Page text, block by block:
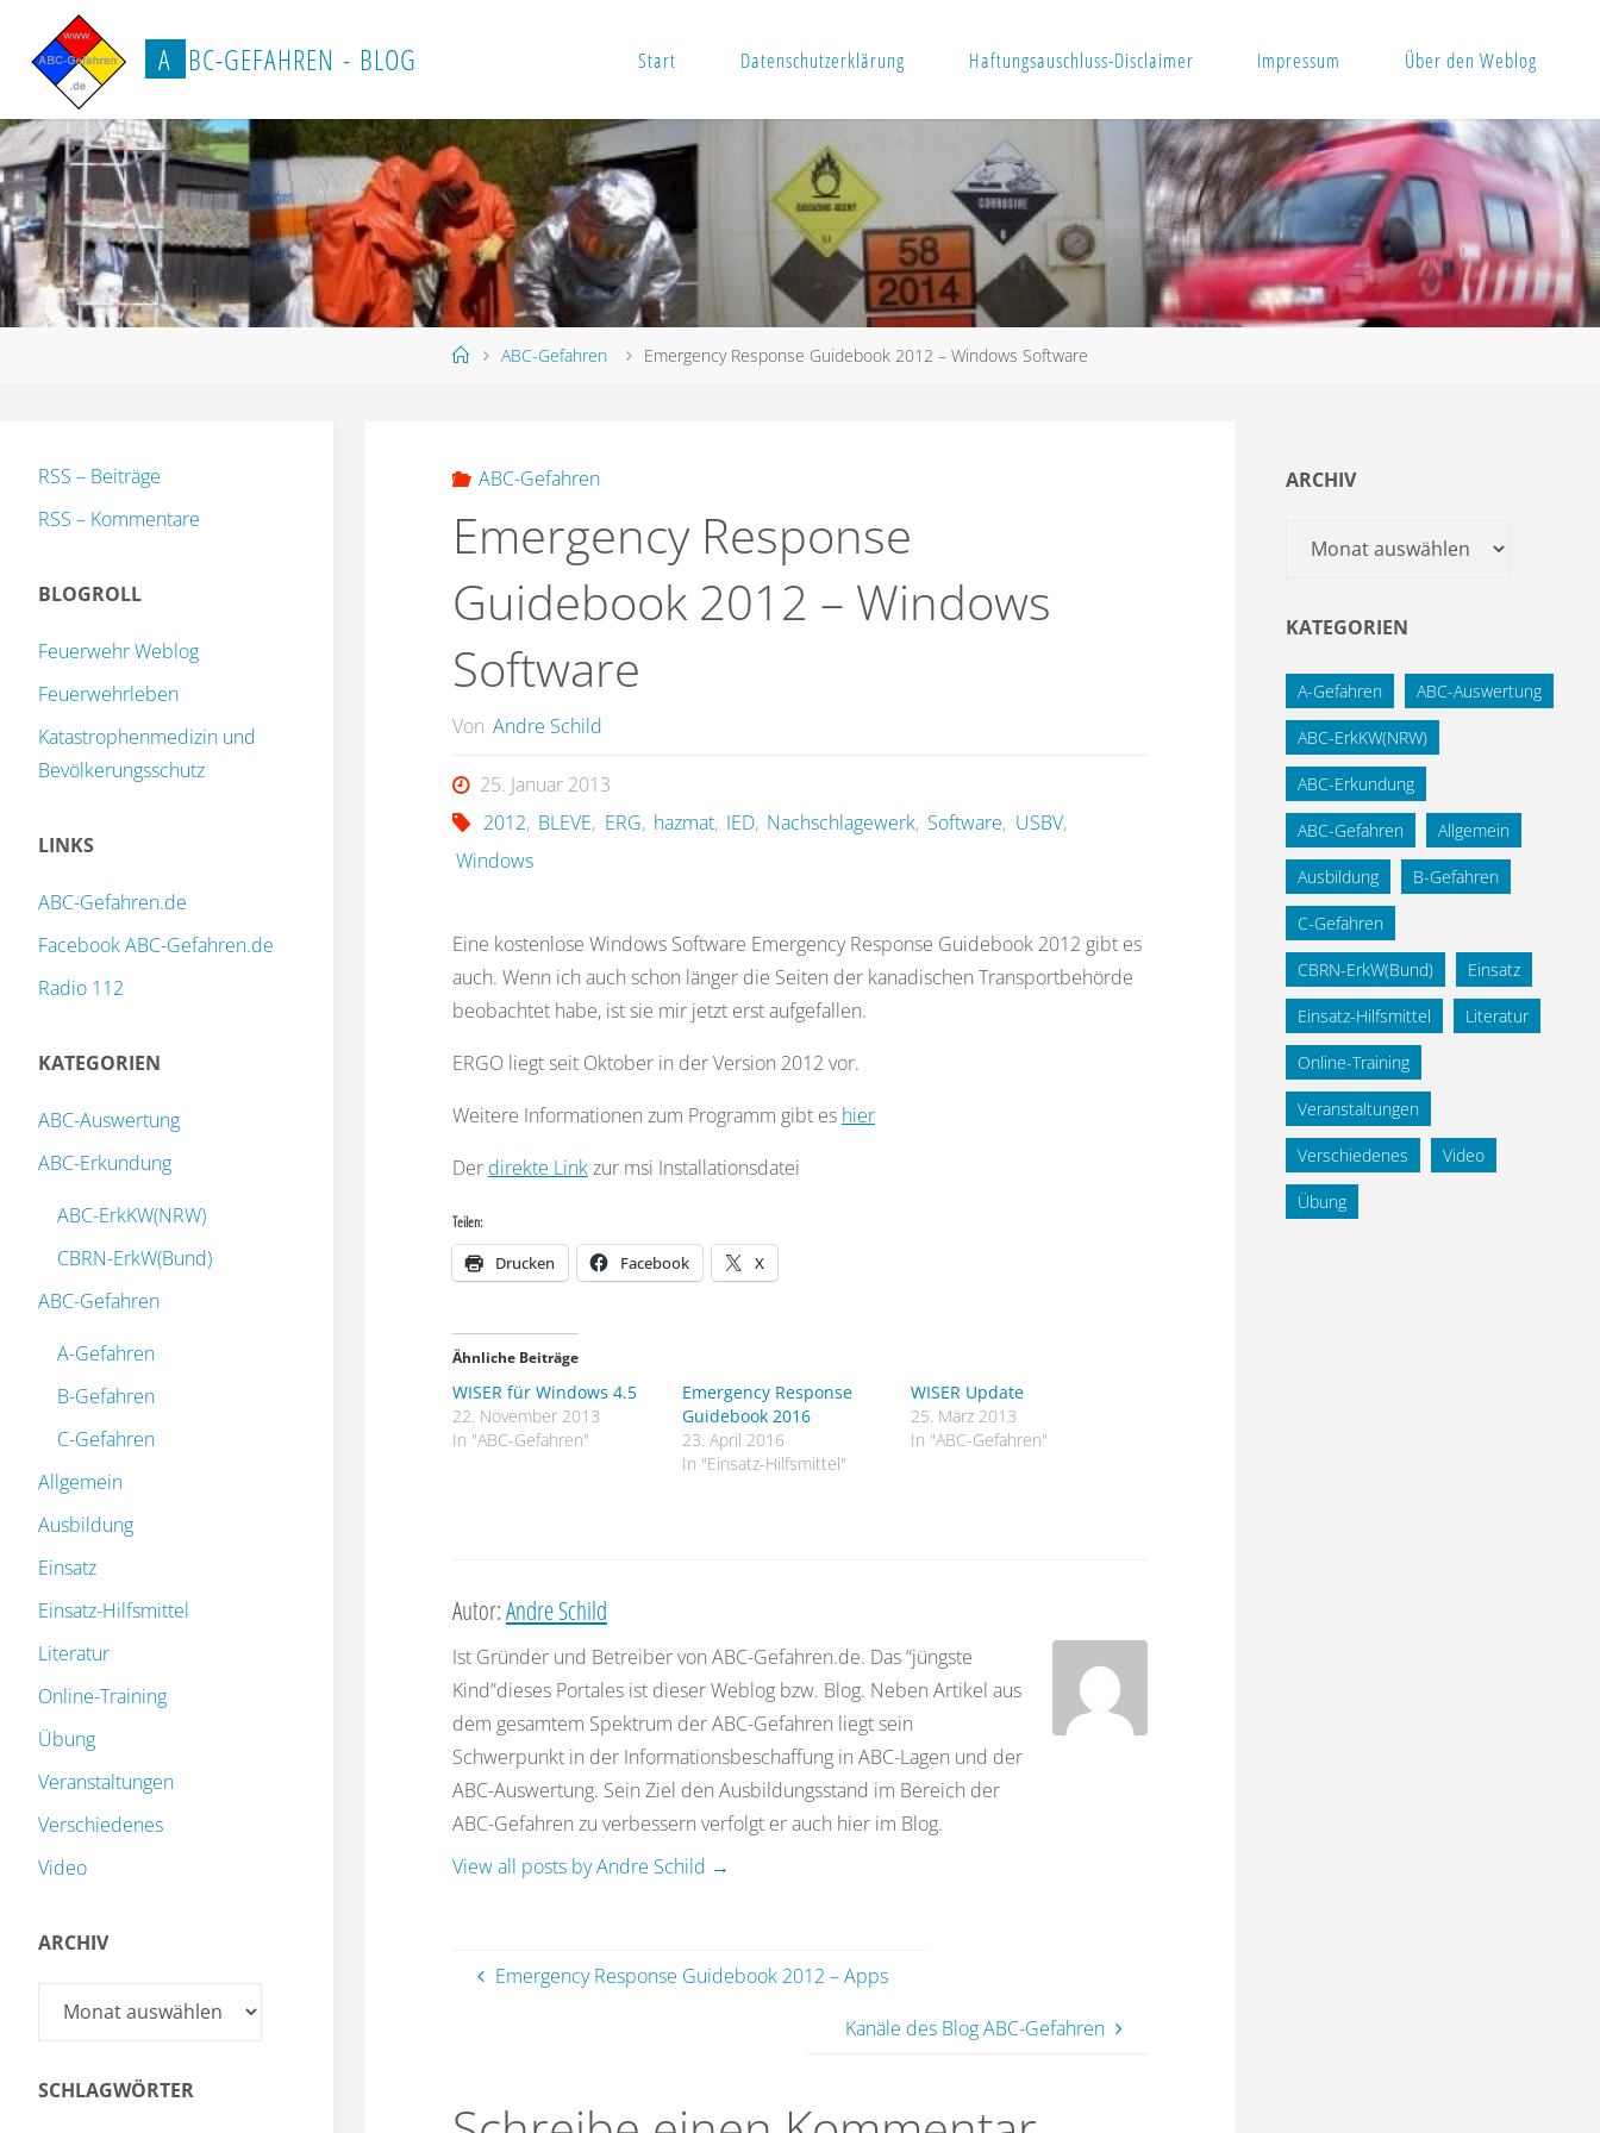
Inhalt
springen
A BC-GEFAHREN - BLOG Start Datenschutzerklärung Haftungsauschluss-Disclaimer Impressum Über den Weblog
StartABC-Gefahren Emergency Response Guidebook 2012 – Windows Software
ABC-Gefahren
Emergency Response
Guidebook 2012 – Windows
Software
Von Andre Schild
25. Januar 2013
2012, BLEVE, ERG, hazmat, IED, Nachschlagewerk, Software, USBV,
Windows
Eine kostenlose Windows Software Emergency Response Guidebook 2012 gibt es
auch. Wenn ich auch schon länger die Seiten der kanadischen Transportbehörde
beobachtet habe, ist sie mir jetzt erst aufgefallen.
ERGO liegt seit Oktober in der Version 2012 vor.
Weitere Informationen zum Programm gibt es hier
Der direkte Linkzur msi Installationsdatei
Teilen:
Drucken Facebook X
Ähnliche Beiträge
WISER für Windows 4.5
22. November 2013
In "ABC-Gefahren"
Emergency Response
Guidebook 2016
23. April 2016
In "Einsatz-Hilfsmittel"
WISER Update
25. März 2013
In "ABC-Gefahren"
Autor:Andre Schild
Ist Gründer und Betreiber von ABC-Gefahren.de. Das “jüngste
Kind”dieses Portales ist dieser Weblog bzw. Blog. Neben Artikel aus
dem gesamtem Spektrum der ABC-Gefahren liegt sein
Schwerpunkt in der Informationsbeschaffung in ABC-Lagen und der
ABC-Auswertung. Sein Ziel den Ausbildungsstand im Bereich der
ABC-Gefahren zu verbessern verfolgt er auch hier im Blog.
View all posts by Andre Schild →
Emergency Response Guidebook 2012 – Apps
Kanäle des Blog ABC-Gefahren
RSS – Beiträge
RSS – Kommentare
BLOGROLL
Feuerwehr Weblog
Feuerwehrleben
Katastrophenmedizin und
Bevölkerungsschutz
LINKS
ABC-Gefahren.de
Facebook ABC-Gefahren.de
Radio 112
KATEGORIEN
ABC-Auswertung
ABC-Erkundung
ABC-ErkKW(NRW)
CBRN-ErkW(Bund)
ABC-Gefahren
A-Gefahren
B-Gefahren
C-Gefahren
Allgemein
Ausbildung
Einsatz
Einsatz-Hilfsmittel
Literatur
Online-Training
Übung
Veranstaltungen
Verschiedenes
Video
ARCHIV
Archiv
SCHLAGWÖRTER
ARCHIV
Archiv
KATEGORIEN
A-Gefahren ABC-Auswertung
ABC-ErkKW(NRW)
ABC-Erkundung
ABC-Gefahren Allgemein
Ausbildung B-Gefahren
C-Gefahren
CBRN-ErkW(Bund) Einsatz
Einsatz-Hilfsmittel Literatur
Online-Training
Veranstaltungen
Verschiedenes Video
Übung